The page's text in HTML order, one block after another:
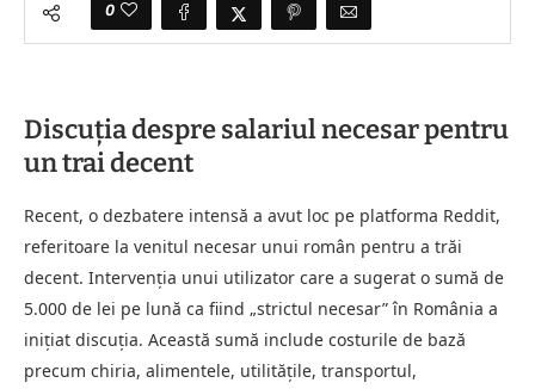
0
Discuția despre salariul necesar pentru
un trai decent
Recent, o dezbatere intensă a avut loc pe platforma Reddit,
referitoare la venitul necesar unui român pentru a trăi
decent. Intervenția unui utilizator care a sugerat o sumă de
5.000 de lei pe lună ca fiind „strictul necesar” în România a
inițiat discuția. Această sumă include costurile de bază
precum chiria, alimentele, utilitățile, transportul,